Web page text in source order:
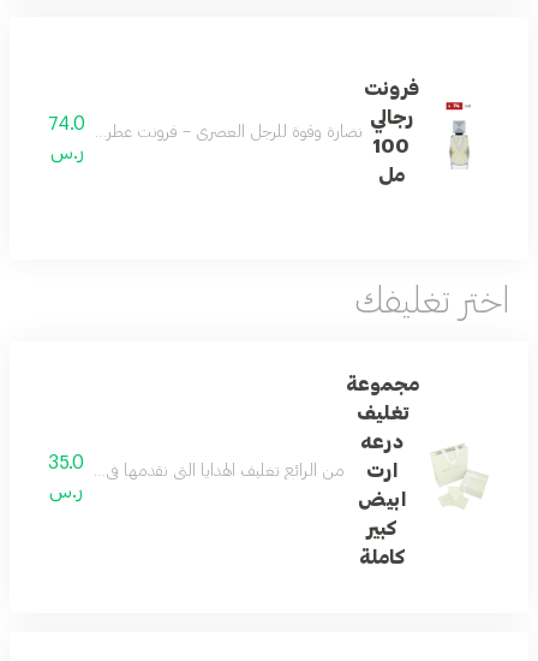
فرونت
رجالي
100
مل
نضارة وقوة للرجل العصري – فرونت عطر رجالي منعش
74.0
ر.س
اختر تغليفك
مجموعة
تغليف
درعه
ارت
ابيض
كبير
كاملة
من الرائع تغليف الهدايا التي نقدمها في حياتنا ...
35.0
ر.س